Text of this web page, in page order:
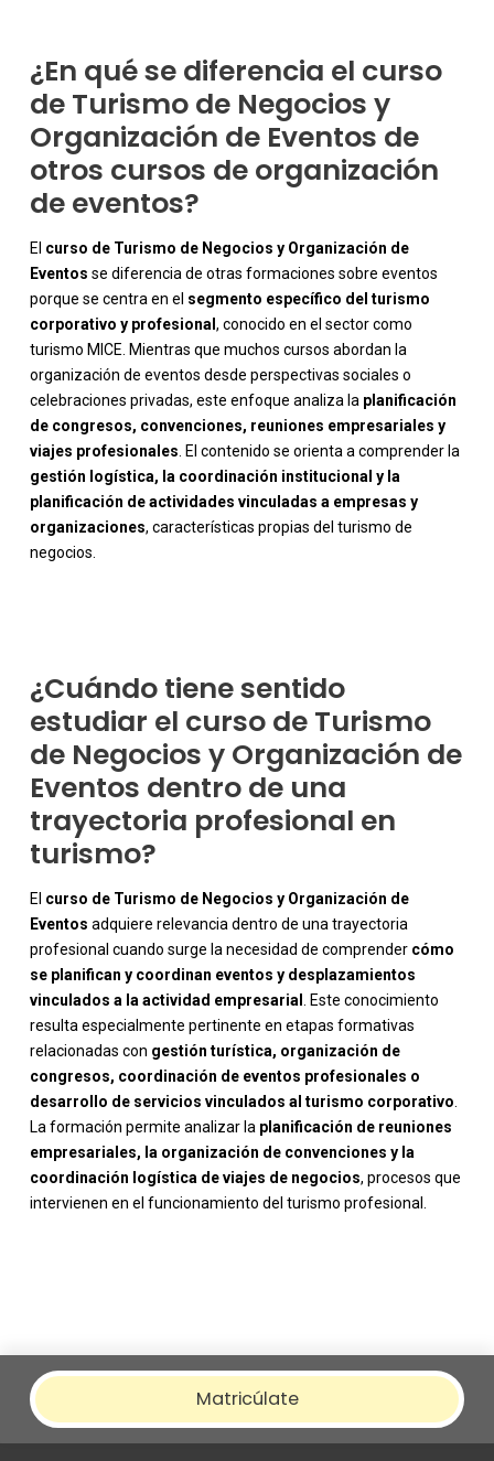
¿En qué se diferencia el curso
de Turismo de Negocios y
Organización de Eventos de
otros cursos de organización
de eventos?
El curso de Turismo de Negocios y Organización de
Eventos se diferencia de otras formaciones sobre eventos
porque se centra en el segmento específico del turismo
corporativo y profesional, conocido en el sector como
turismo MICE. Mientras que muchos cursos abordan la
organización de eventos desde perspectivas sociales o
celebraciones privadas, este enfoque analiza la planificación
de congresos, convenciones, reuniones empresariales y
viajes profesionales . El contenido se orienta a comprender la
gestión logística, la coordinación institucional y la
planificación de actividades vinculadas a empresas y
organizaciones, características propias del turismo de
negocios.
-
¿Cuándo tiene sentido
estudiar el curso de Turismo
de Negocios y Organización de
Eventos dentro de una
trayectoria profesional en
turismo?
El curso de Turismo de Negocios y Organización de
Eventos adquiere relevancia dentro de una trayectoria
profesional cuando surge la necesidad de comprender cómo
se planifican y coordinan eventos y desplazamientos
vinculados a la actividad empresarial
. Este conocimiento
resulta especialmente pertinente en etapas formativas
relacionadas con gestión turística, organización de
congresos, coordinación de eventos profesionales o
desarrollo de servicios vinculados al turismo corporativo
La formación permite analizar la planificación de reuniones
empresariales, la organización de convenciones y la
coordinación logística de viajes de negocios, procesos que
intervienen en el funcionamiento del turismo profesional.
Matricúlate